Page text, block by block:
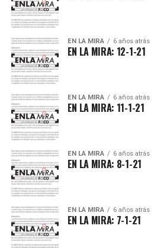
EN LA MIRA 6 años atrás
EN LA MIRA: 12-1-21
EN LA MIRA 6 años atrás
EN LA MIRA: 11-1-21
EN LA MIRA 6 años atrás
EN LA MIRA: 8-1-21
EN LA MIRA 6 años atrás
EN LA MIRA: 7-1-21